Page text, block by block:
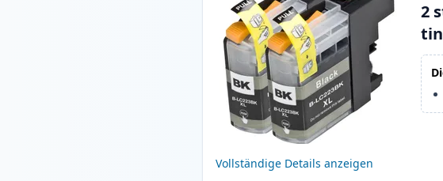
Vollständige Details anzeigen
2